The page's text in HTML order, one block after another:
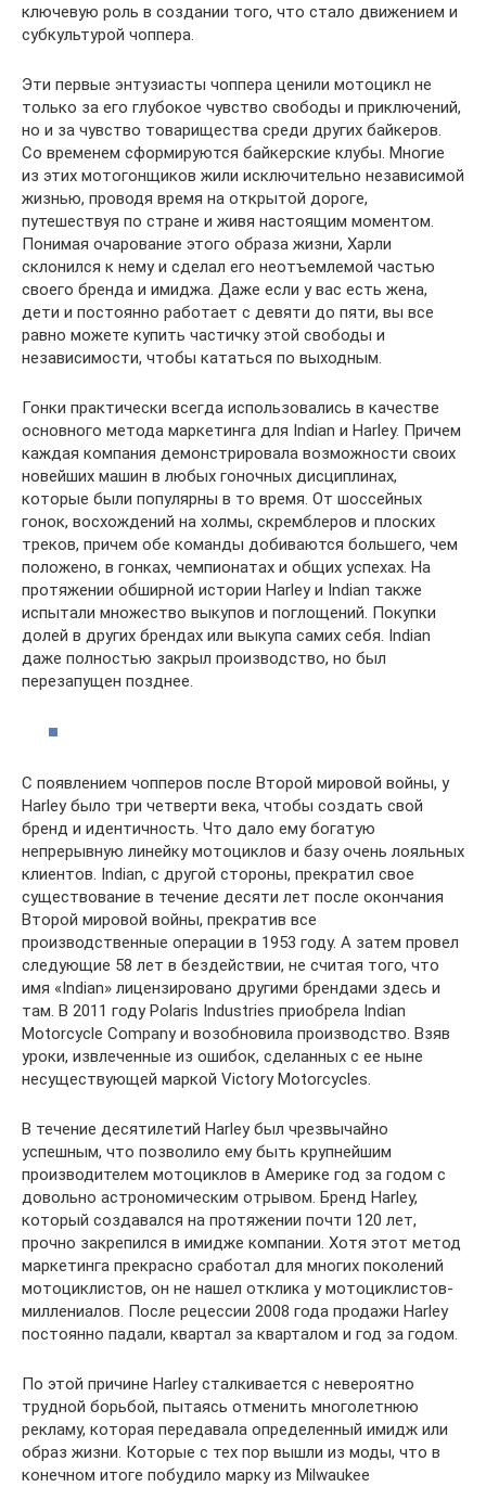
ключевую роль в создании того, что стало движением и
субкультурой чоппера.
Эти первые энтузиасты чоппера ценили мотоцикл не
только за его глубокое чувство свободы и приключений,
но и за чувство товарищества среди других байкеров.
Со временем сформируются байкерские клубы. Многие
из этих мотогонщиков жили исключительно независимой
жизнью, проводя время на открытой дороге,
путешествуя по стране и живя настоящим моментом.
Понимая очарование этого образа жизни, Харли
склонился к нему и сделал его неотъемлемой частью
своего бренда и имиджа. Даже если у вас есть жена,
дети и постоянно работает с девяти до пяти, вы все
равно можете купить частичку этой свободы и
независимости, чтобы кататься по выходным.
Гонки практически всегда использовались в качестве
основного метода маркетинга для Indian и Harley. Причем
каждая компания демонстрировала возможности своих
новейших машин в любых гоночных дисциплинах,
которые были популярны в то время. От шоссейных
гонок, восхождений на холмы, скремблеров и плоских
треков, причем обе команды добиваются большего, чем
положено, в гонках, чемпионатах и ​​общих успехах. На
протяжении обширной истории Harley и Indian также
испытали множество выкупов и поглощений. Покупки
долей в других брендах или выкупа самих себя. Indian
даже полностью закрыл производство, но был
перезапущен позднее.
С появлением чопперов после Второй мировой войны, у
Harley было три четверти века, чтобы создать свой
бренд и идентичность. Что дало ему богатую
непрерывную линейку мотоциклов и базу очень лояльных
клиентов. Indian, с другой стороны, прекратил свое
существование в течение десяти лет после окончания
Второй мировой войны, прекратив все
производственные операции в 1953 году. А затем провел
следующие 58 лет в бездействии, не считая того, что
имя «Indian» лицензировано другими брендами здесь и
там. В 2011 году Polaris Industries приобрела Indian
Motorcycle Company и возобновила производство. Взяв
уроки, извлеченные из ошибок, сделанных с ее ныне
несуществующей маркой Victory Motorcycles.
В течение десятилетий Harley был чрезвычайно
успешным, что позволило ему быть крупнейшим
производителем мотоциклов в Америке год за годом с
довольно астрономическим отрывом. Бренд Harley,
который создавался на протяжении почти 120 лет,
прочно закрепился в имидже компании. Хотя этот метод
маркетинга прекрасно сработал для многих поколений
мотоциклистов, он не нашел отклика у мотоциклистов-
миллениалов. После рецессии 2008 года продажи Harley
постоянно падали, квартал за кварталом и год за годом.
По этой причине Harley сталкивается с невероятно
трудной борьбой, пытаясь отменить многолетнюю
рекламу, которая передавала определенный имидж или
образ жизни. Которые с тех пор вышли из моды, что в
конечном итоге побудило марку из Milwaukee